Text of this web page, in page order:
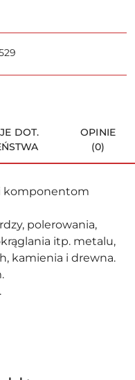
DOT.
OPINIE
(0)
komponentom
polerowania,
itp. metalu,
kamienia i drewna.